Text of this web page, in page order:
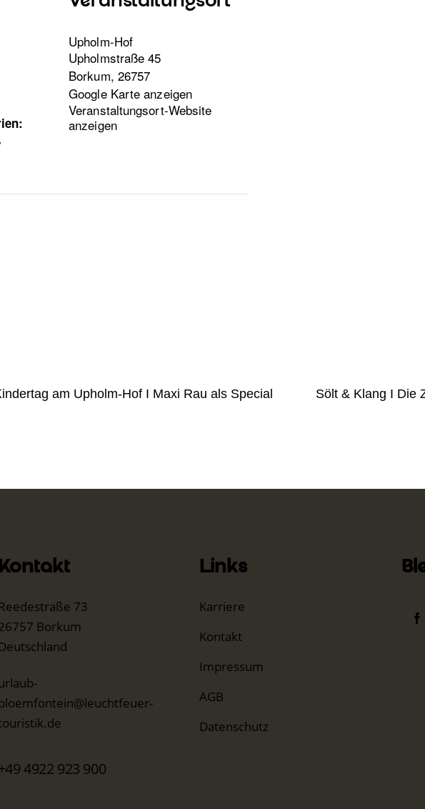
Upholm-Hof
Upholmstraße 45
Borkum, 26757
Google Karte anzeigen
Veranstaltungsort-Website
anzeigen
am Upholm-Hof I Maxi Rau als Special
Sölt & Klang I Die
Kontakt
Reedestraße 73
Borkum
Deutschland
4922 923 900
Links
Karriere
Kontakt
Impressum
AGB
Datenschutz